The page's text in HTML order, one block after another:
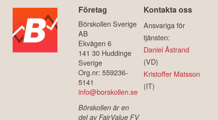
Företag
Börskollen Sverige
AB
Ekvägen 6
141 30 Huddinge
Sverige
Org.nr: 559236-
5141
info@borskollen.se
Börskollen är en
del av FairValue FV
Kontakta oss
Ansvariga för
tjänsten:
Daniel Åstrand
(VD)
Kristoffer Matsson
(IT)